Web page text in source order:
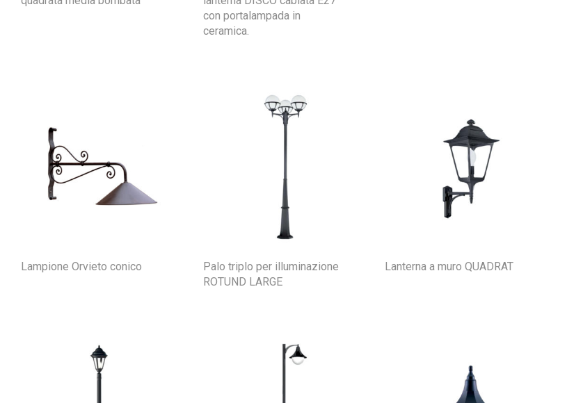
con portalampada in
ceramica.
Lampione Orvieto conico
Palo triplo per illuminazione
ROTUND LARGE
Lanterna a muro QUADRAT